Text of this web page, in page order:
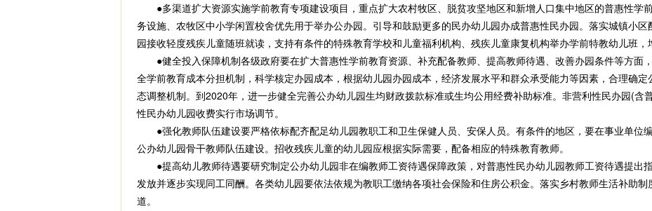
●多渠道扩大资源实施学前教育专项建设项目，重点扩大农村牧区、脱贫攻坚地区和新增人口集中地区的普惠性学
务设施、农牧区中小学闲置校舍优先用于举办公办园。引导和鼓励更多的民办幼儿园办成普惠性民办园。落实城镇小
园接收轻度残疾儿童随班就读，支持有条件的特殊教育学校和儿童福利机构、残疾儿童康复机构举办学前特教幼儿班，
●健全投入保障机制各级政府要在扩大普惠性学前教育资源、补充配备教师、提高教师待遇、改善办园条件等方面
全学前教育成本分担机制，科学核定办园成本，根据幼儿园办园成本，经济发展水平和群众承受能力等因素，合理确
态调整机制。到2020年，进一步健全完善公办幼儿园生均财政拨款标准或生均公用经费补助标准。非营利性民办园(含
性民办幼儿园收费实行市场调节。
●强化教师队伍建设要严格依标配齐配足幼儿园教职工和卫生保健人员、安保人员。有条件的地区，要在事业单位
公办幼儿园骨干教师队伍建设。招收残疾儿童的幼儿园应根据实际需要，配备相应的特殊教育教师。
●提高幼儿教师待遇要研究制定公办幼儿园非在编教师工资待遇保障政策，对普惠性民办幼儿园教师工资待遇提出
发放并逐步实现同工同酬。各类幼儿园要依法依规为教职工缴纳各项社会保险和住房公积金。落实乡村教师生活补助
道。